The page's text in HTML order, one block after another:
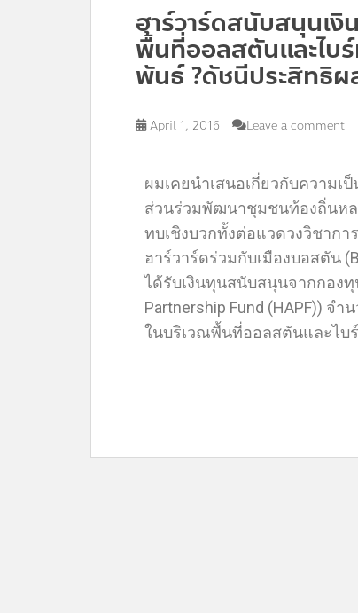
ฮาร์วาร์ดสนับสนุนเงิ
พื้นที่ออลสตันและไบ
พันธ์ ?ดัชนีประสิทธิผ
April 1, 2016 Leave a comment
ผมเคยนำเสนอเกี่ยวกับความ
ส่วนร่วมพัฒนาชุมชนท้องถิ่นหล
ทบเชิงบวกทั้งต่อแวดวงวิชาก
ฮาร์วาร์ดร่วมกับเมืองบอสตัน
ได้รับเงินทุนสนับสนุนจากกอง
Partnership Fund (HAPF))
ในบริเวณพื้นที่ออลสตันและไบ